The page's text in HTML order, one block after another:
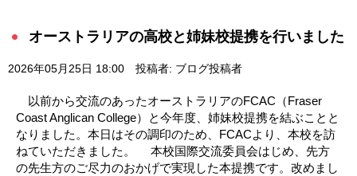
オーストラリアの高校と姉妹校提携を行いました
2026年05月25日 18:00 投稿者: ブログ投稿者
以前から交流のあったオーストラリアのFCAC（Fraser
Coast Anglican College）と今年度、姉妹校提携を結ぶことと
なりました。本日はその調印のため、FCACより、本校を訪
ねていただきました。 本校国際交流委員会はじめ、先方
の先生方のご尽力のおかげで実現した本提携です。改めまし